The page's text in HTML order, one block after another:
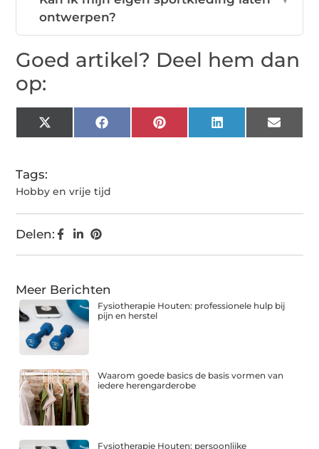
ontwerpen?
Goed artikel? Deel hem dan
op:
X
(Twitter)
FacebookPinterestLinkedIn Email
Tags:
Hobby en vrije tijd
Delen:
Meer Berichten
Fysiotherapie Houten: professionele hulp bij
pijn en herstel
Waarom goede basics de basis vormen van
iedere herengarderobe
Fysiotherapie Houten: persoonlijke